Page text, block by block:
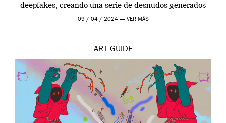
deepfakes, creando una serie de desnudos generados
por […]
09 / 04 / 2024 — VER MÁS
ART GUIDE